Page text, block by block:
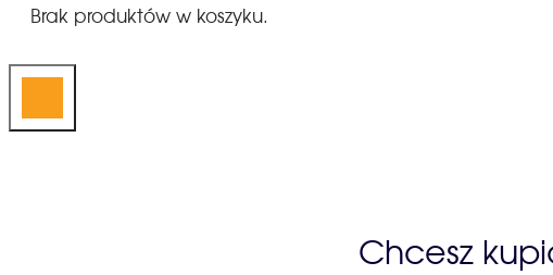
Brak produktów w koszyku.
Chcesz